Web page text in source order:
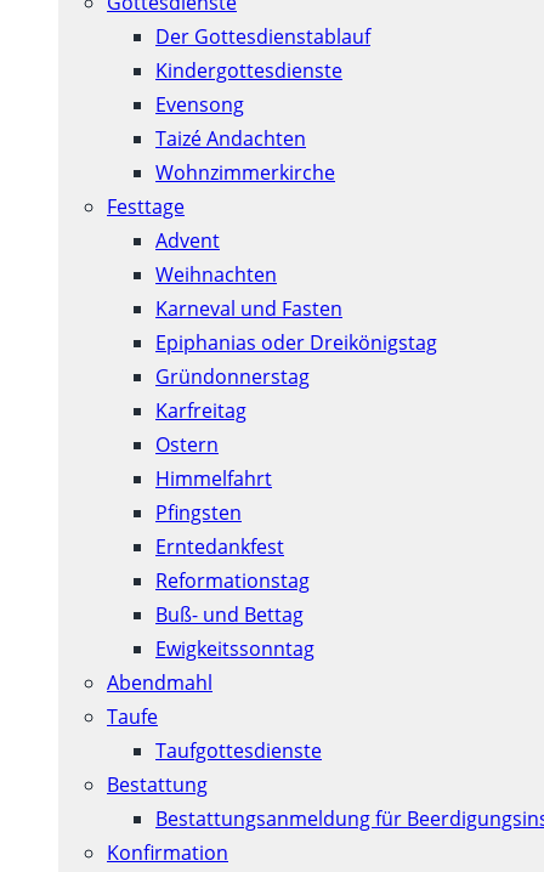
Der Gottesdienstablauf
Kindergottesdienste
Evensong
Taizé Andachten
Wohnzimmerkirche
Festtage
Advent
Weihnachten
Karneval und Fasten
Epiphanias oder Dreikönigstag
Gründonnerstag
Karfreitag
Ostern
Himmelfahrt
Pfingsten
Erntedankfest
Reformationstag
Buß- und Bettag
Ewigkeitssonntag
Abendmahl
Taufe
Taufgottesdienste
Bestattung
Bestattungsanmeldung für
Konfirmation